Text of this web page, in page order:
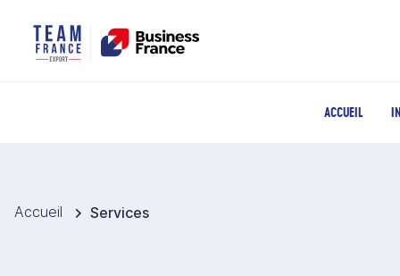
ACCUEIL
Accueil Services